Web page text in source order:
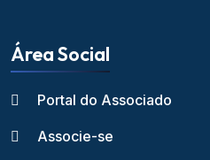
Área Social
Portal do Associado
Associe-se